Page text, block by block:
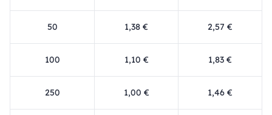
50 1,38 € 2,57 €
100 1,10 € 1,83 €
250 1,00 € 1,46 €